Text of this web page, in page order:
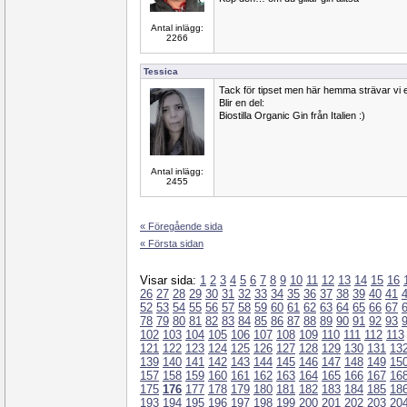
Antal inlägg:
2266
Tessica
Antal inlägg:
2455
Tack för tipset men här hemma strävar vi
Blir en del:
Biostilla Organic Gin från Italien :)
« Föregående sida
« Första sidan
Visar sida: 1 2 3 4 5 6 7 8 9 10 11 12 13 14 15 16
26 27 28 29 30 31 32 33 34 35 36 37 38 39 40 41
52 53 54 55 56 57 58 59 60 61 62 63 64 65 66 67
78 79 80 81 82 83 84 85 86 87 88 89 90 91 92 93
102 103 104 105 106 107 108 109 110 111 112 113
121 122 123 124 125 126 127 128 129 130 131
139 140 141 142 143 144 145 146 147 148 149
157 158 159 160 161 162 163 164 165 166 167
175 176 177 178 179 180 181 182 183 184 185
193 194 195 196 197 198 199 200 201 202 203